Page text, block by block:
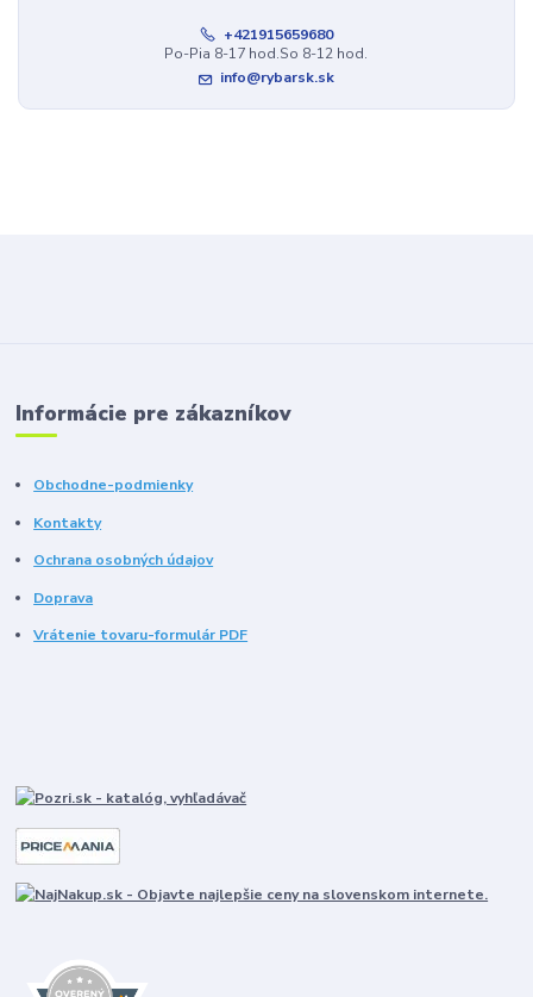
+421915659680
Po-Pia 8-17 hod.So 8-12 hod.
info@rybarsk.sk
Informácie pre zákazníkov
Obchodne-podmienky
Kontakty
Ochrana osobných údajov
Doprava
Vrátenie tovaru-formulár PDF